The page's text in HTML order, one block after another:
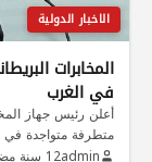
الاخبار الدولية
المخابرات
في الغرب
أعلن رئيس جهاز
متطرفة متواجدة
admin12 سنة مضت